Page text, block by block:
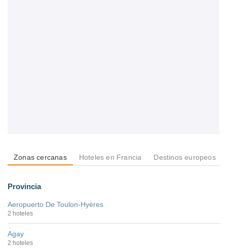
Zonas cercanas Hoteles en Francia Destinos europeos
Provincia
Aeropuerto De Toulon-Hyères
2 hoteles
Agay
2 hoteles